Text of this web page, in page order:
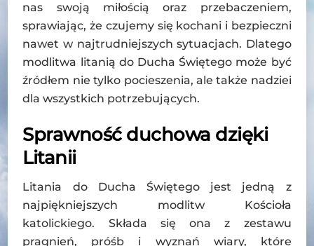
nas swoją miłością oraz przebaczeniem,
sprawiając, że czujemy się kochani i bezpieczni
nawet w najtrudniejszych sytuacjach. Dlatego
modlitwa litanią do Ducha Świętego może być
źródłem nie tylko pocieszenia, ale także nadziei
dla wszystkich potrzebujących.
Sprawność duchowa dzięki
Litanii
Litania do Ducha Świętego jest jedną z
najpiękniejszych modlitw Kościoła
katolickiego. Składa się ona z zestawu
pragnień, próśb i wyznań wiary, które